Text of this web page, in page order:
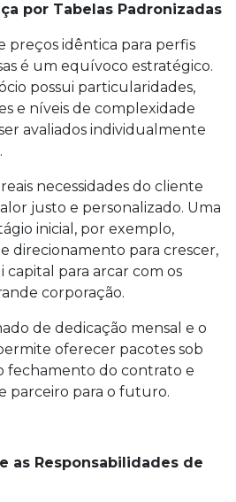
por Tabelas Padronizadas
preços idêntica para perfis
é um equívoco estratégico.
possui particularidades,
e níveis de complexidade
avaliados individualmente
necessidades do cliente
justo e personalizado. Uma
inicial, por exemplo,
direcionamento para crescer,
capital para arcar com os
corporação.
de dedicação mensal e o
oferecer pacotes sob
fechamento do contrato e
parceiro para o futuro.
as Responsabilidades de